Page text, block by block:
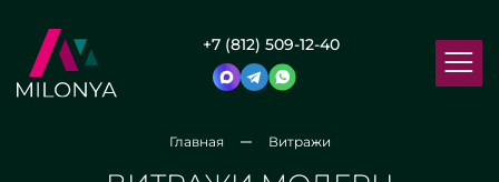
+7 (812) 509-12-40
Главная Витражи